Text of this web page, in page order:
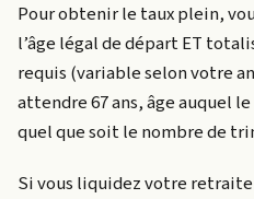
Pour obtenir le taux plein,
l’âge légal de départ ET
requis (variable selon votre
attendre 67 ans, âge auquel
quel que soit le nombre de
Si vous liquidez votre